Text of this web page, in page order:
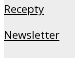
Recepty
Newsletter